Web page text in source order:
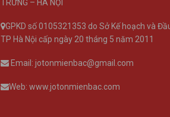
TRƯNG – HÀ NỘI
GPKD số 0105321353 do Sở Kế hoạch và
TP Hà Nội cấp ngày 20 tháng 5 năm 2011
Email: jotonmienbac@gmail.com
Web: www.jotonmienbac.com